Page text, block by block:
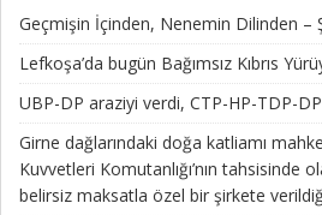
Geçmişin İçinden, Nenemin Dilinden –
Lefkoşa’da bugün Bağımsız Kıbrıs
UBP-DP araziyi verdi, CTP-HP-TDP-
Girne dağlarındaki doğa katliamı
Kuvvetleri Komutanlığı’nın tahsisinde
belirsiz maksatla özel bir şirkete